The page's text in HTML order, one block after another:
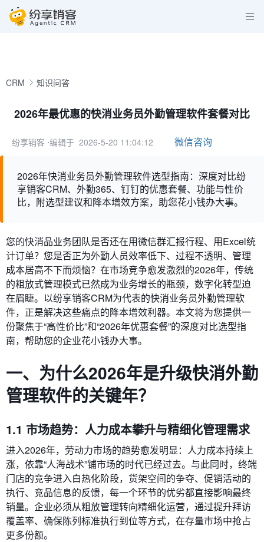
CRM 知识问答
2026年最优惠的快消业务员外勤管理软件套餐对比
纷享销客 ⋅编辑于 2026-5-20 11:04:12 微信咨询
2026年快消业务员外勤管理软件选型指南：深度对比纷
享销客CRM、外勤365、钉钉的优惠套餐、功能与性价
比，附选型建议和降本增效方案，助您花小钱办大事。
您的快消品业务团队是否还在用微信群汇报行程、用Excel统
计订单？您是否正为外勤人员效率低下、过程不透明、管理
成本居高不下而烦恼？在市场竞争愈发激烈的2026年，传统
的粗放式管理模式已然成为业务增长的瓶颈，数字化转型迫
在眉睫。以纷享销客CRM为代表的快消业务员外勤管理软
件，正是解决这些痛点的降本增效利器。本文将为您提供一
份聚焦于“高性价比”和“2026年优惠套餐”的深度对比选型指
南，帮助您的企业花小钱办大事。
一、为什么2026年是升级快消外勤
管理软件的关键年？
1.1 市场趋势：人力成本攀升与精细化管理需求
进入2026年，劳动力市场的趋势愈发明显：人力成本持续上
涨，依靠“人海战术”铺市场的时代已经过去。与此同时，终端
门店的竞争进入白热化阶段，货架空间的争夺、促销活动的
执行、竞品信息的反馈，每一个环节的优劣都直接影响最终
销量。企业必须从粗放管理转向精细化运营，通过提升拜访
覆盖率、确保陈列标准执行到位等方式，在存量市场中抢占
更多份额。